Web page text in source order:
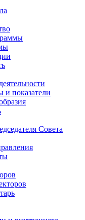
и показатели
Совета